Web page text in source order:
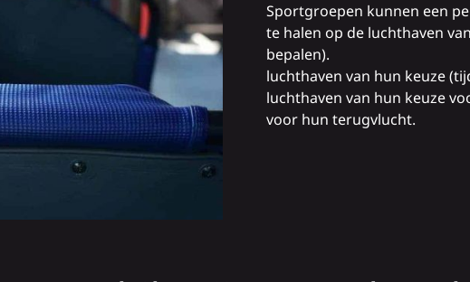
Sportgroepen kunnen een
te halen op de luchthaven
bepalen).
luchthaven van hun keuze
luchthaven van hun keuze
voor hun terugvlucht.